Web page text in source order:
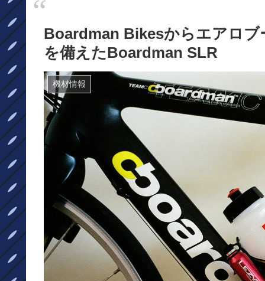
Boardman Bikesからエアロ
を備えたBoardman SLR
機材情報